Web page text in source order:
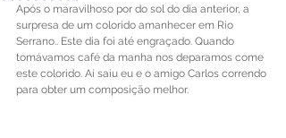
Após o maravilhoso por do sol do dia anterior, a
surpresa de um colorido amanhecer em Rio
Serrano.. Este dia foi até engraçado. Quando
tomávamos café da manha nos deparamos come
este colorido. Aí saiu eu e o amigo Carlos correndo
para obter um composição melhor.